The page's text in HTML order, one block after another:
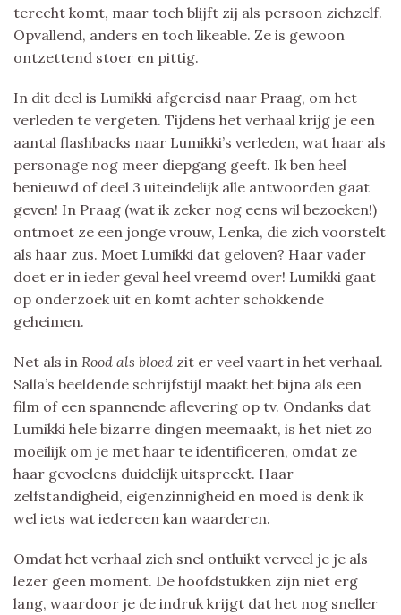
terecht komt, maar toch blijft zij als persoon zichzelf.
Opvallend, anders en toch likeable. Ze is gewoon
ontzettend stoer en pittig.
In dit deel is Lumikki afgereisd naar Praag, om het
verleden te vergeten. Tijdens het verhaal krijg je een
aantal flashbacks naar Lumikki’s verleden, wat haar als
personage nog meer diepgang geeft. Ik ben heel
benieuwd of deel 3 uiteindelijk alle antwoorden gaat
geven! In Praag (wat ik zeker nog eens wil bezoeken!)
ontmoet ze een jonge vrouw, Lenka, die zich voorstelt
als haar zus. Moet Lumikki dat geloven? Haar vader
doet er in ieder geval heel vreemd over! Lumikki gaat
op onderzoek uit en komt achter schokkende
geheimen.
Net als in Rood als bloed zit er veel vaart in het verhaal.
Salla’s beeldende schrijfstijl maakt het bijna als een
film of een spannende aflevering op tv. Ondanks dat
Lumikki hele bizarre dingen meemaakt, is het niet zo
moeilijk om je met haar te identificeren, omdat ze
haar gevoelens duidelijk uitspreekt. Haar
zelfstandigheid, eigenzinnigheid en moed is denk ik
wel iets wat iedereen kan waarderen.
Omdat het verhaal zich snel ontluikt verveel je je als
lezer geen moment. De hoofdstukken zijn niet erg
lang, waardoor je de indruk krijgt dat het nog sneller